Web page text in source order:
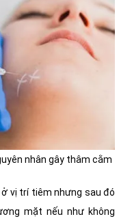
nhân gây thâm cằm
vị trí tiêm nhưng sau đó
mặt nếu như không